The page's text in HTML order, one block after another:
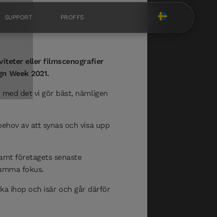
SUPPORT PROFFS
eller filmscenografier
Week 2021.
det vi gör bäst, nämligen
av att synas och visa upp
företagets senaste
fokus.
ihop och isär och går därför